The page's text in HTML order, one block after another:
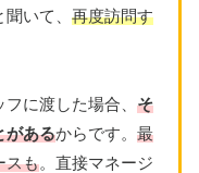
聞いて、 再度訪問す
に渡した場合、 そ
があるからです。 最
スも。直接マネージ